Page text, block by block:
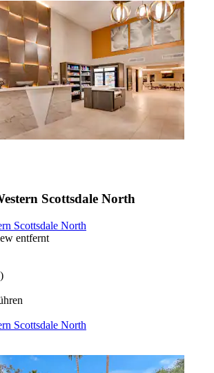
Scottsdale North
Scottsdale North
entfernt
Scottsdale North